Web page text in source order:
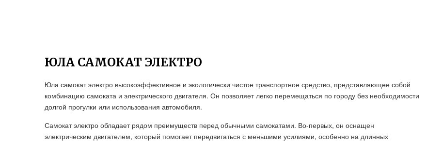
ЮЛА САМОКАТ ЭЛЕКТРО
Юла самокат электро высокоэффективное и экологически чистое транспортное средство, представляющее собой
комбинацию самоката и электрического двигателя. Он позволяет легко перемещаться по городу без необходимости
долгой прогулки или использования автомобиля.
Самокат электро обладает рядом преимуществ перед обычными самокатами. Во-первых, он оснащен
электрическим двигателем, который помогает передвигаться с меньшими усилиями, особенно на длинных